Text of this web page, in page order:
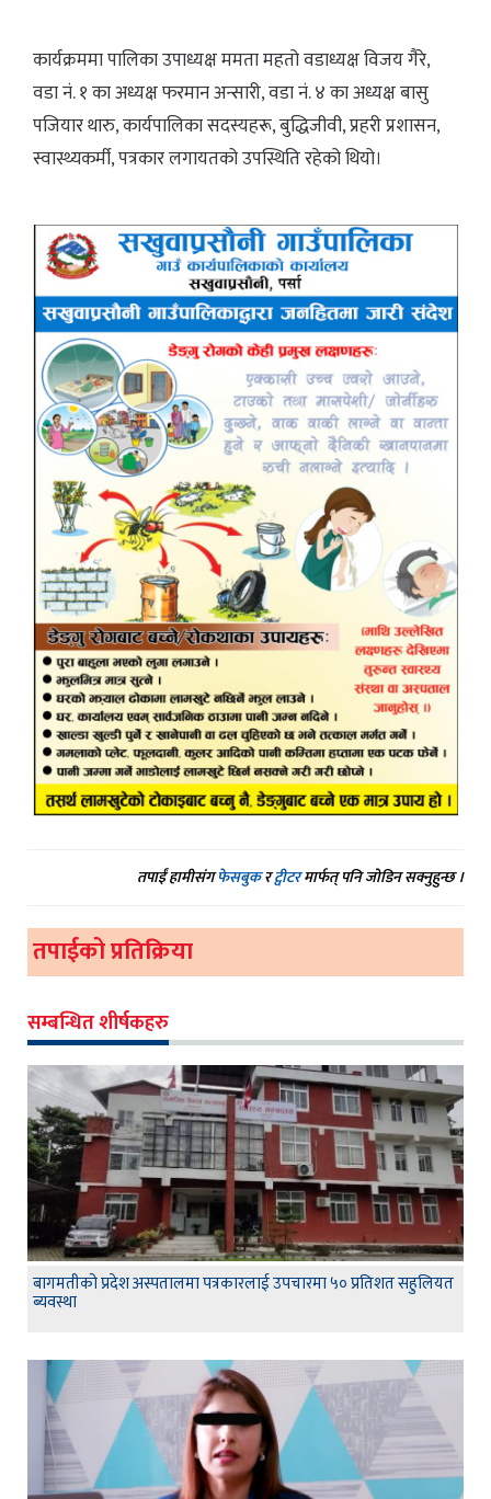
कार्यक्रममा पालिका उपाध्यक्ष ममता महतो वडाध्यक्ष विजय गैरे,
वडा नं. १ का अध्यक्ष फरमान अन्सारी, वडा नं. ४ का अध्यक्ष बासु
पजियार थारु, कार्यपालिका सदस्यहरू, बुद्धिजीवी, प्रहरी प्रशासन,
स्वास्थ्यकर्मी, पत्रकार लगायतको उपस्थिति रहेको थियो।
तपाईं हामीसंगफेसबुकरट्वीटरमार्फत् पनि जोडिन सक्नुहुन्छ ।
तपाईको प्रतिक्रिया
सम्बन्धित शीर्षकहरु
बागमतीको प्रदेश अस्पतालमा पत्रकारलाई उपचारमा ५० प्रतिशत सहुलियत
ब्यवस्था